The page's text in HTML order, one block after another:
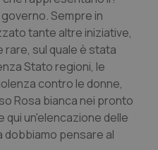
Testa Collo
Sempre in
tante altre iniziative,
rare, sul quale è stata
Stato regioni, le
contro le donne,
Rosa bianca nei pronto
qui un'elencazione delle
pensare al